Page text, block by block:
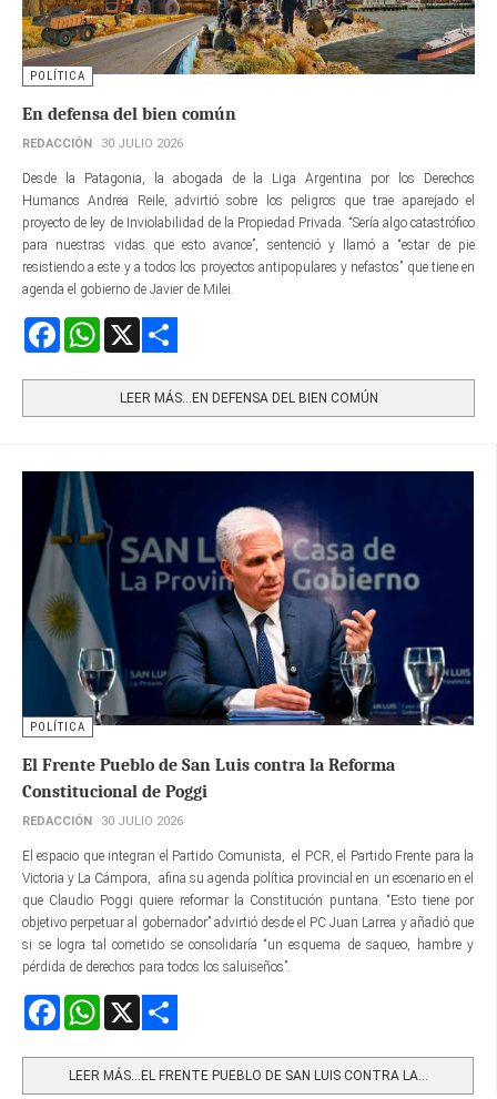
POLÍTICA
En defensa del bien común
REDACCIÓN 30 JULIO 2026
Desde la Patagonia, la abogada de la Liga Argentina por los Derechos
Humanos Andrea Reile, advirtió sobre los peligros que trae aparejado el
proyecto de ley de Inviolabilidad de la Propiedad Privada. “Sería algo catastrófico
para nuestras vidas que esto avance”, sentenció y llamó a “estar de pie
resistiendo a este y a todos los proyectos antipopulares y nefastos” que tiene en
agenda el gobierno de Javier de Milei.
FacebookWhatsApp
LEER MÁS…EN DEFENSA DEL BIEN COMÚN
POLÍTICA
El Frente Pueblo de San Luis contra la Reforma
Constitucional de Poggi
REDACCIÓN 30 JULIO 2026
El espacio que integran el Partido Comunista, el PCR, el Partido Frente para la
Victoria y La Cámpora, afina su agenda política provincial en un escenario en el
que Claudio Poggi quiere reformar la Constitución puntana. “Esto tiene por
objetivo perpetuar al gobernador” advirtió desde el PC Juan Larrea y añadió que
si se logra tal cometido se consolidaría “un esquema de saqueo, hambre y
pérdida de derechos para todos los saluiseños”.
FacebookWhatsApp
LEER MÁS…EL FRENTE PUEBLO DE SAN LUIS CONTRA LA...